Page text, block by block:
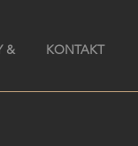
& KONTAKT